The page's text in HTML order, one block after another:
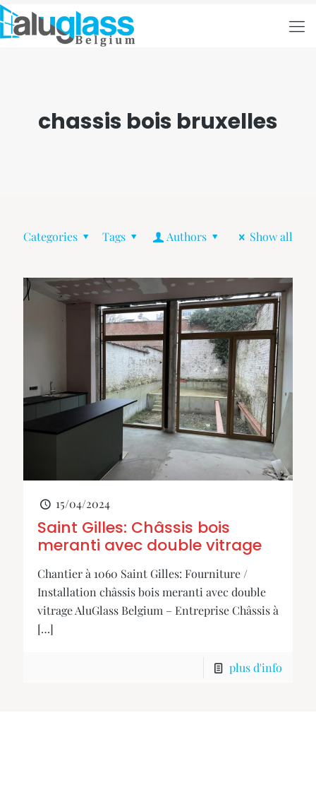
chassis bois bruxelles
Categories Tags Authors Show all
15/04/2024
Saint Gilles: Châssis bois
meranti avec double vitrage
Chantier à 1060 Saint Gilles: Fourniture /
Installation châssis bois meranti avec double
vitrage AluGlass Belgium – Entreprise Châssis à
[…]
plus d'info